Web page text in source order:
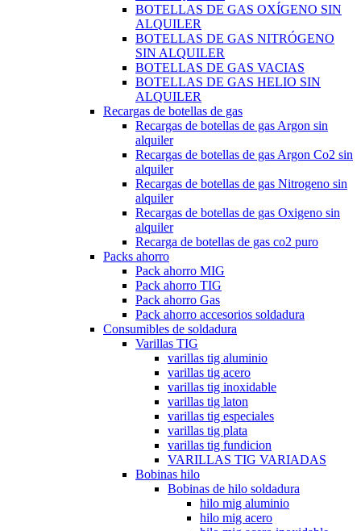
BOTELLAS DE GAS OXÍGENO SIN
ALQUILER
BOTELLAS DE GAS NITRÓGENO
SIN ALQUILER
BOTELLAS DE GAS VACIAS
BOTELLAS DE GAS HELIO SIN
ALQUILER
Recargas de botellas de gas
Recargas de botellas de gas Argon sin
alquiler
Recargas de botellas de gas Argon Co2 sin
alquiler
Recargas de botellas de gas Nitrogeno sin
alquiler
Recargas de botellas de gas Oxigeno sin
alquiler
Recarga de botellas de gas co2 puro
Packs ahorro
Pack ahorro MIG
Pack ahorro TIG
Pack ahorro Gas
Pack ahorro accesorios soldadura
Consumibles de soldadura
Varillas TIG
varillas tig aluminio
varillas tig acero
varillas tig inoxidable
varillas tig laton
varillas tig especiales
varillas tig plata
varillas tig fundicion
VARILLAS TIG VARIADAS
Bobinas hilo
Bobinas de hilo soldadura
hilo mig aluminio
hilo mig acero